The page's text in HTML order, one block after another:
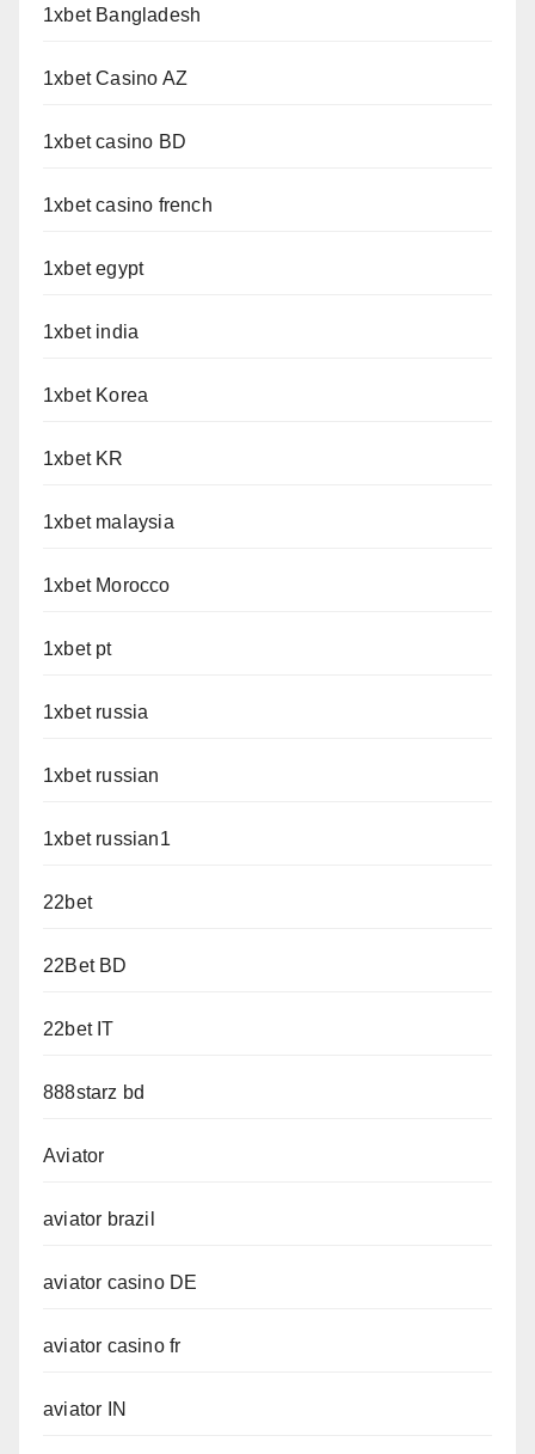
1xbet Bangladesh
1xbet Casino AZ
1xbet casino BD
1xbet casino french
1xbet egypt
1xbet india
1xbet Korea
1xbet KR
1xbet malaysia
1xbet Morocco
1xbet pt
1xbet russia
1xbet russian
1xbet russian1
22bet
22Bet BD
22bet IT
888starz bd
Aviator
aviator brazil
aviator casino DE
aviator casino fr
aviator IN